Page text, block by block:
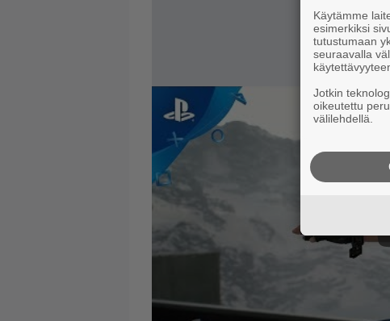
Käytämme
esimerkiksi
tutustumaan
seuraavalla
Jotkin
oikeutettu
välilehdellä.